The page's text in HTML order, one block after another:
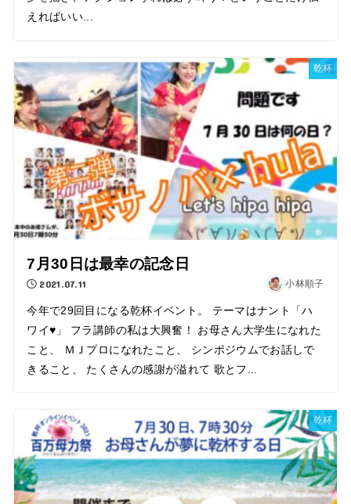
えればいい...
乾杯
7月30日は最幸の記念日
2021.07.11 小林順子
今年で29回目になる乾杯イベント。 テーマはナント「ハ
ワイ♥」 フラ講師の私は大興奮！ お母さん大学生になれた
こと、 ＭＪプロになれたこと、 シンポジウムでお話しで
きること、 たくさんの感謝が溢れて 歌とフ...
乾杯